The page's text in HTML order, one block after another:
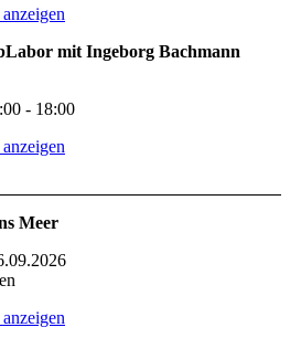
mit Ingeborg Bachmann
- 18:00
Meer